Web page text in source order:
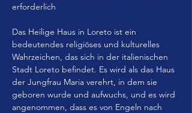
erforderlich
Das Heilige Haus in Loreto ist ein
bedeutendes religiöses und kulturelles
Wahrzeichen, das sich in der italienischen
Stadt Loreto befindet. Es wird als das Haus
der Jungfrau Maria verehrt, in dem sie
geboren wurde und aufwuchs, und es wird
angenommen, dass es von Engeln nach